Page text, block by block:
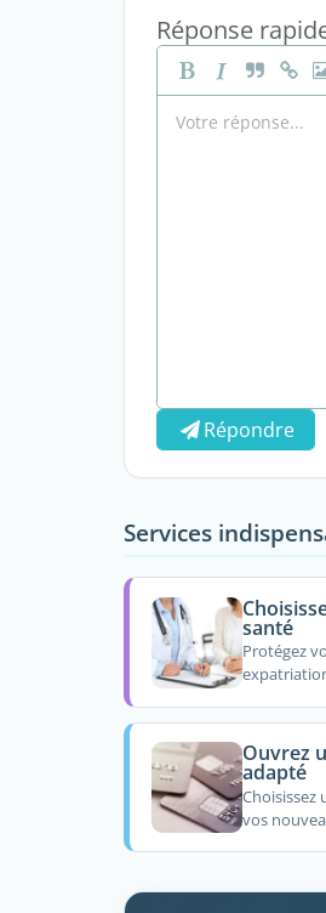
Réponse
Répondre
Services
santé
Protégez
Ouvrez
adapté
Choisissez
vos